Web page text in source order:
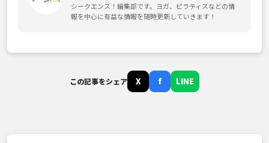
シークエンス！編集部です。ヨガ、ピラティスなどの情
報を中心に有益な情報を随時更新していきます！
この記事をシェア X f LINE